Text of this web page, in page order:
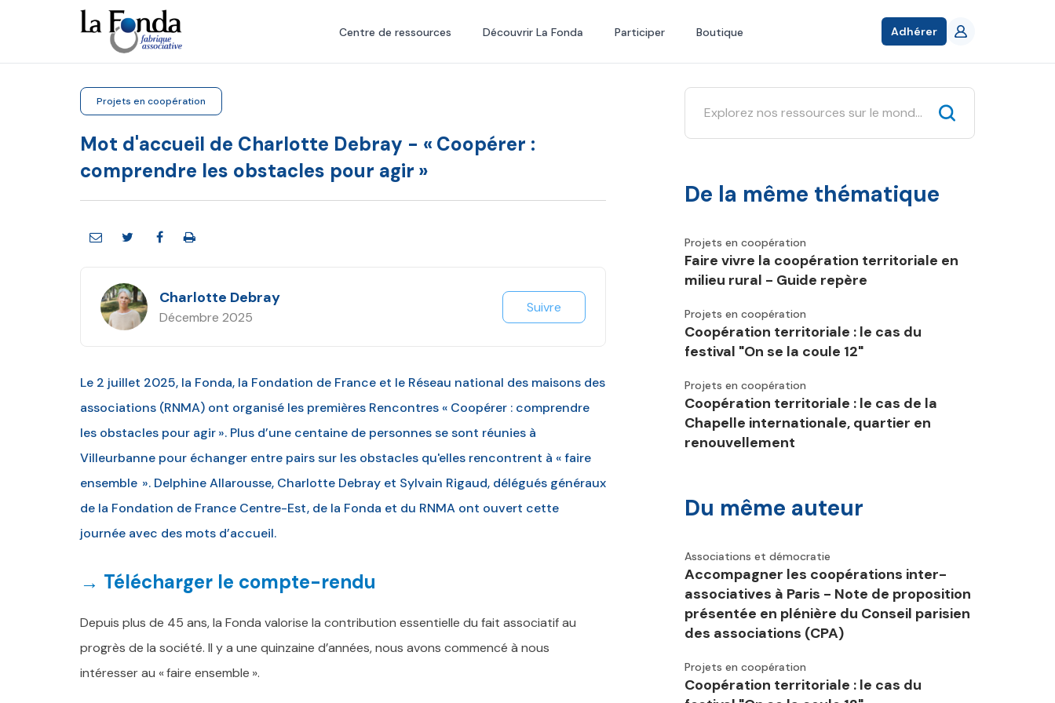
principal
Centre de ressources Découvrir La Fonda Participer Boutique Adhérer
Projets en coopération
Mot d'accueil de Charlotte Debray - « Coopérer :
comprendre les obstacles pour agir »
Charlotte Debray
Décembre 2025
Suivre
Le 2 juillet 2025, la Fonda, la Fondation de France et le Réseau national des maisons des
associations (RNMA) ont organisé les premières Rencontres « Coopérer : comprendre
les obstacles pour agir ». Plus d’une centaine de personnes se sont réunies à
Villeurbanne pour échanger entre pairs sur les obstacles qu'elles rencontrent à « faire
ensemble ». Delphine Allarousse, Charlotte Debray et Sylvain Rigaud, délégués généraux
de la Fondation de France Centre-Est, de la Fonda et du RNMA ont ouvert cette
journée avec des mots d’accueil.
→ Télécharger le compte-rendu
Depuis plus de 45 ans, la Fonda valorise la contribution essentielle du fait associatif au
progrès de la société. Il y a une quinzaine d’années, nous avons commencé à nous
intéresser au « faire ensemble ».
De la même thématique
Projets en coopération
Faire vivre la coopération territoriale en
milieu rural - Guide repère
Projets en coopération
Coopération territoriale : le cas du
festival "On se la coule 12"
Projets en coopération
Coopération territoriale : le cas de la
Chapelle internationale, quartier en
renouvellement
Du même auteur
Associations et démocratie
Accompagner les coopérations inter-
associatives à Paris - Note de proposition
présentée en plénière du Conseil parisien
des associations (CPA)
Projets en coopération
Coopération territoriale : le cas du